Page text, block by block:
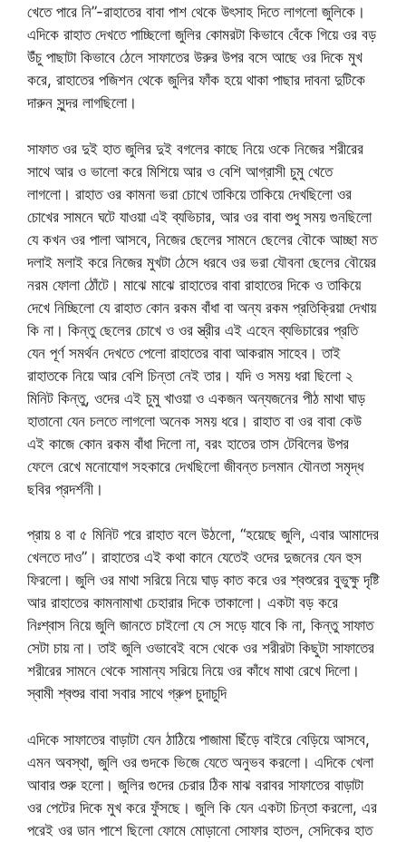
খেতে পারে নি”-রাহাতের বাবা পাশ থেকে উৎসাহ দিতে লাগলো জুলিকে।
এদিকে রাহাত দেখতে পাচ্ছিলো জুলির কোমরটা কিভাবে বেঁকে গিয়ে ওর বড়
উঁচু পাছাটা কিভাবে ঠেলে সাফাতের উরুর উপর বসে আছে ওর দিকে মুখ
করে, রাহাতের পজিশন থেকে জুলির ফাঁক হয়ে থাকা পাছার দাবনা দুটিকে
দারুন সুন্দর লাগছিলো।
সাফাত ওর দুই হাত জুলির দুই বগলের কাছে নিয়ে ওকে নিজের শরীরের
সাথে আর ও ভালো করে মিশিয়ে আর ও বেশি আগ্রাসী চুমু খেতে
লাগলো। রাহাত ওর কামনা ভরা চোখে তাকিয়ে তাকিয়ে দেখছিলো ওর
চোখের সামনে ঘটে যাওয়া এই ব্যভিচার, আর ওর বাবা শুধু সময় গুনছিলো
যে কখন ওর পালা আসবে, নিজের ছেলের সামনে ছেলের বৌকে আচ্ছা মত
দলাই মলাই করে নিজের মুখটা ঠেসে ধরবে ওর ভরা যৌবনা ছেলের বৌয়ের
নরম ফোলা ঠোঁটে। মাঝে মাঝে রাহাতের বাবা রাহাতের দিকে ও তাকিয়ে
দেখে নিচ্ছিলো যে রাহাত কোন রকম বাঁধা বা অন্য রকম প্রতিক্রিয়া দেখায়
কি না। কিন্তু ছেলের চোখে ও ওর স্ত্রীর এই এহেন ব্যভিচারের প্রতি
যেন পূর্ণ সমর্থন দেখতে পেলো রাহাতের বাবা আকরাম সাহেব। তাই
রাহাতকে নিয়ে আর বেশি চিন্তা নেই তার। যদি ও সময় ধরা ছিলো ২
মিনিট কিন্তু, ওদের এই চুমু খাওয়া ও একজন অন্যজনের পীঠ মাথা ঘাড়
হাতানো যেন চলতে লাগলো অনেক সময় ধরে। রাহাত বা ওর বাবা কেউ
এই কাজে কোন রকম বাঁধা দিলো না, বরং হাতের তাস টেবিলের উপর
ফেলে রেখে মনোযোগ সহকারে দেখছিলো জীবন্ত চলমান যৌনতা সমৃদ্ধ
ছবির প্রদর্শনী।
প্রায় ৪ বা ৫ মিনিট পরে রাহাত বলে উঠলো, “হয়েছে জুলি, এবার আমাদের
খেলতে দাও”। রাহাতের এই কথা কানে যেতেই ওদের দুজনের যেন হুস
ফিরলো। জুলি ওর মাথা সরিয়ে নিয়ে ঘাড় কাত করে ওর শ্বশুরের বুভুক্ষু দৃষ্টি
আর রাহাতের কামনামাখা চেহারার দিকে তাকালো। একটা বড় করে
নিঃশ্বাস নিয়ে জুলি জানতে চাইলো যে সে সড়ে যাবে কি না, কিন্তু সাফাত
সেটা চায় না। তাই জুলি ওভাবেই বসে থেকে ওর শরীরটা কিছুটা সাফাতের
শরীরের সামনে থেকে সামান্য সরিয়ে নিয়ে ওর কাঁধে মাথা রেখে দিলো।
স্বামী শ্বশুর বাবা সবার সাথে গ্রুপ চুদাচুদি
এদিকে সাফাতের বাড়াটা যেন ঠাঠিয়ে পাজামা ছিঁড়ে বাইরে বেড়িয়ে আসবে,
এমন অবস্থা, জুলি ওর গুদকে ভিজে যেতে অনুভব করলো। এদিকে খেলা
আবার শুরু হলো। জুলির গুদের চেরার ঠিক মাঝ বরাবর সাফাতের বাড়াটা
ওর পেটের দিকে মুখ করে ফুঁসছে। জুলি কি যেন একটা চিন্তা করলো, এর
পরেই ওর ডান পাশে ছিলো ফোমে মোড়ানো সোফার হাতল, সেদিকের হাত